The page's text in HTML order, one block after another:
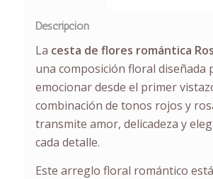
Descripción
La cesta de flores romántica
una composición floral diseñada
emocionar desde el primer
combinación de tonos rojos y
transmite amor, delicadeza y
cada detalle.
Este arreglo floral romántico